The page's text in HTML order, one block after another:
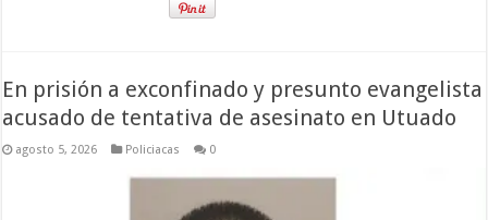
En prisión a exconfinado y presunto evangelista
acusado de tentativa de asesinato en Utuado
agosto 5, 2026 Policiacas 0